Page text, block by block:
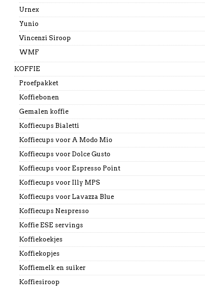
Urnex
Yunio
Vincenzi Siroop
WMF
KOFFIE
Proefpakket
Koffiebonen
Gemalen koffie
Koffiecups Bialetti
Koffiecups voor A Modo Mio
Koffiecups voor Dolce Gusto
Koffiecups voor Espresso Point
Koffiecups voor Illy MPS
Koffiecups voor Lavazza Blue
Koffiecups Nespresso
Koffie ESE servings
Koffiekoekjes
Koffiekopjes
Koffiemelk en suiker
Koffiesiroop